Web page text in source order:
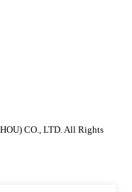
CO., LTD. All Rights